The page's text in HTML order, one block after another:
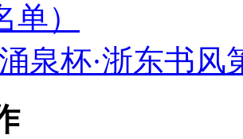
单）
泉杯·浙东书风